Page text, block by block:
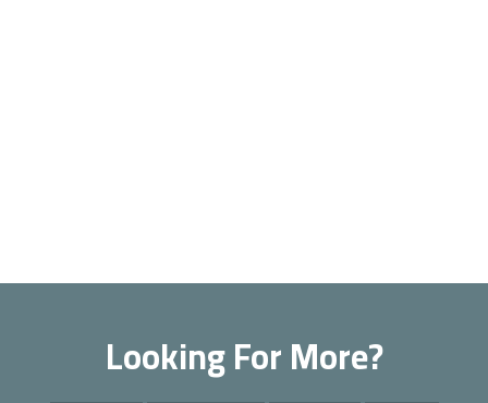
Looking For More?